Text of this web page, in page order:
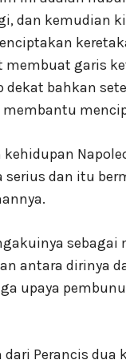
dan kemudian
membuat garis
dekat bahkan
kehidupan
serius dan itu
antara dirinya
upaya
Perancis dua